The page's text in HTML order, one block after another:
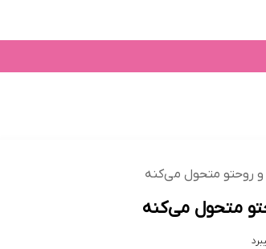
روحتو متحول می‌کنه
متحول می‌کنه